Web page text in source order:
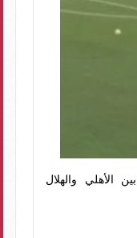
والهلال